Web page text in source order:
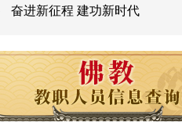
奋进新征程 建功新时代